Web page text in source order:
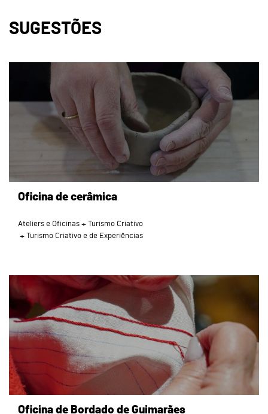
SUGESTÕES
Oficina de cerâmica
Ateliers e Oficinas
Turismo Criativo
Turismo Criativo e de Experiências
page
Oficina de Bordado de Guimarães